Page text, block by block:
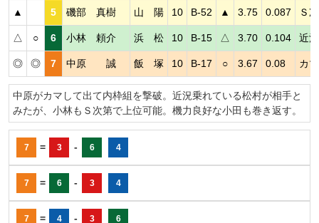
▲ 5 磯部 真樹 山 陽 10 B-52 ▲ 3.75 0.087 Ｓ
△ ○ 6 小林 頼介 浜 松 10 B-15 △ 3.70 0.104 近
◎ ◎ 7 中原 誠 飯 塚 10 B-17 ○ 3.67 0.08 カ
中原がカマして出て内枠組を撃破。近況乗れている松村が相手と
みたが、小林もＳ次第で上位可能。機力良好な小田も巻き返す。
7 = 3 - 6 4
7 = 6 - 3 4
7 = 4 - 3 6